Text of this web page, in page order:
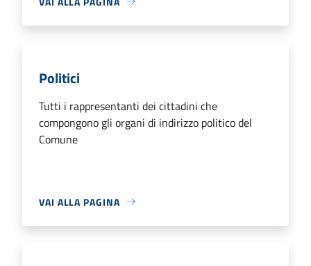
Politici
Tutti i rappresentanti dei cittadini che
compongono gli organi di indirizzo politico del
Comune
VAI ALLA PAGINA